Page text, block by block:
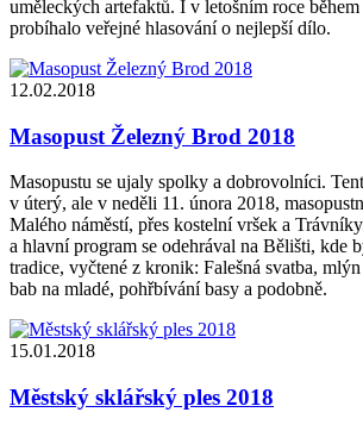
uměleckých artefaktů. I v letošním roce
probíhalo veřejné hlasování o nejlepší dílo.
12.02.2018
Masopust Železný Brod 2018
Masopustu se ujaly spolky a dobrovolníci.
v úterý, ale v neděli 11. února 2018,
Malého náměstí, přes kostelní vršek a
a hlavní program se odehrával na Bělišti, kde
tradice, vyčtené z kronik: Falešná svatba,
bab na mladé, pohřbívání basy a podobně.
15.01.2018
Městský sklářský ples 2018